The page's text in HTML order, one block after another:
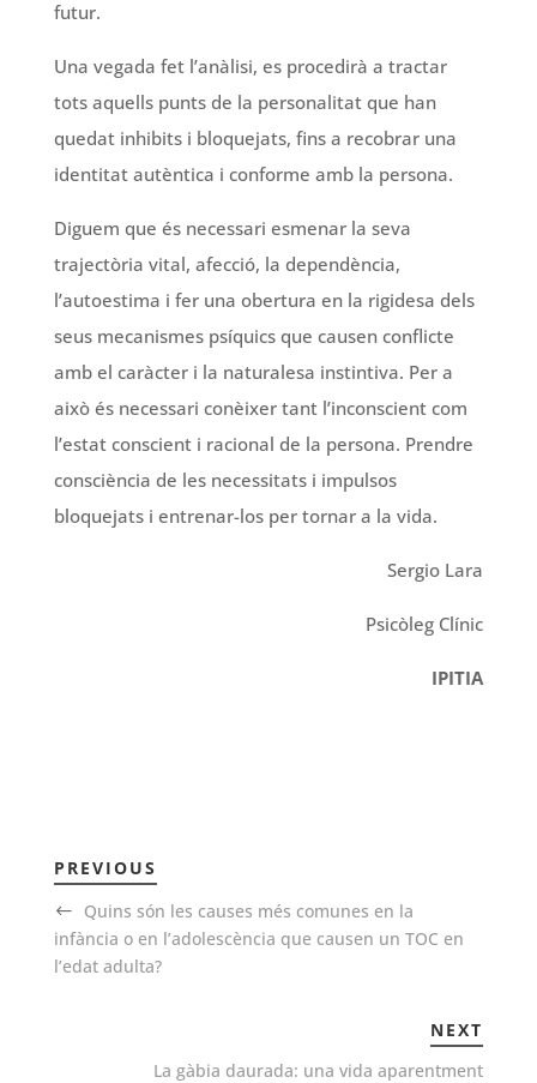
futur.
Una vegada fet l’anàlisi, es procedirà a tractar
tots aquells punts de la personalitat que han
quedat inhibits i bloquejats, fins a recobrar una
identitat autèntica i conforme amb la persona.
Diguem que és necessari esmenar la seva
trajectòria vital, afecció, la dependència,
l’autoestima i fer una obertura en la rigidesa dels
seus mecanismes psíquics que causen conflicte
amb el caràcter i la naturalesa instintiva. Per a
això és necessari conèixer tant l’inconscient com
l’estat conscient i racional de la persona. Prendre
consciència de les necessitats i impulsos
bloquejats i entrenar-los per tornar a la vida.
Sergio Lara
Psicòleg Clínic
IPITIA
PREVIOUS
Quins són les causes més comunes en la
infància o en l’adolescència que causen un TOC en
l’edat adulta?
NEXT
La gàbia daurada: una vida aparentment